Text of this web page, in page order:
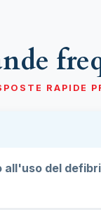
RAPIDE
del